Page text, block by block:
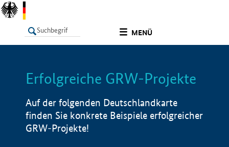
MENÜ
LISTE Info
Erfolgreiche GRW-Projekte
Auf der folgenden Deutschlandkarte
finden Sie konkrete Beispiele erfolgreicher
GRW-Projekte!